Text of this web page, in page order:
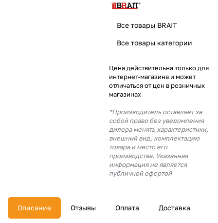
Все товары BRAIT
Все товары категории
Цена действительна только для
интернет-магазина и может
отличаться от цен в розничных
магазинах
*Производитель оставляет за
собой право без уведомления
дилера менять характеристики,
внешний вид, комплектацию
товара и место его
производства. Указанная
информация не является
публичной офертой
Описание Отзывы Оплата Доставка
% картой любого банка
% будут
с вашей карты